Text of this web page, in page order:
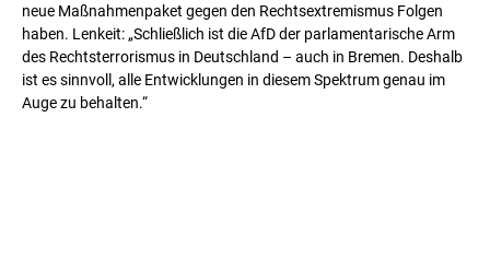
neue Maßnahmenpaket gegen den Rechtsextremismus Folgen
haben. Lenkeit: „Schließlich ist die AfD der parlamentarische Arm
des Rechtsterrorismus in Deutschland – auch in Bremen. Deshalb
ist es sinnvoll, alle Entwicklungen in diesem Spektrum genau im
Auge zu behalten.“